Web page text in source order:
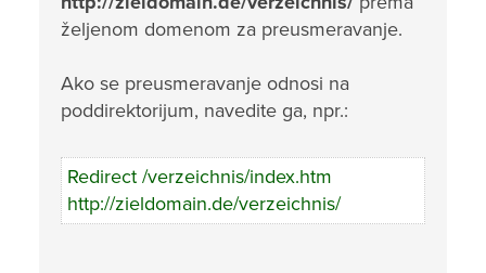
željenom domenom za preusmeravanje.
Ako se preusmeravanje odnosi na
poddirektorijum, navedite ga, npr.:
Redirect /verzeichnis/index.htm
http://zieldomain.de/verzeichnis/